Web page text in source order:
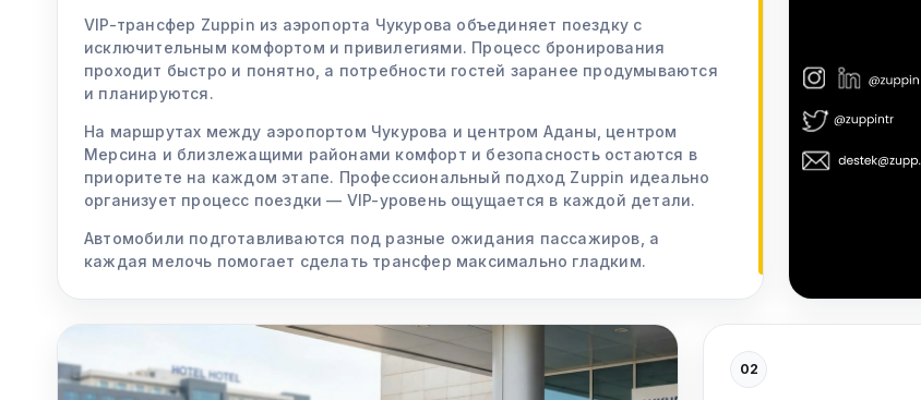
VIP-трансфер Zuppin из аэропорта Чукурова объединяет поездку с
исключительным комфортом и привилегиями. Процесс бронирования
проходит быстро и понятно, а потребности гостей заранее продумываются
и планируются.
На маршрутах между аэропортом Чукурова и центром Аданы, центром
Мерсина и близлежащими районами комфорт и безопасность остаются в
приоритете на каждом этапе. Профессиональный подход Zuppin идеально
организует процесс поездки — VIP-уровень ощущается в каждой детали.
Автомобили подготавливаются под разные ожидания пассажиров, а
каждая мелочь помогает сделать трансфер максимально гладким.
02